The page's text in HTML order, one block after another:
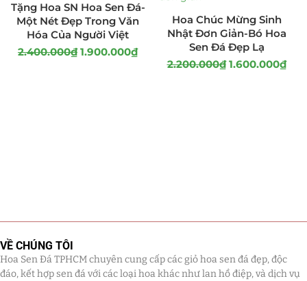
Tặng Hoa SN Hoa Sen Đá-
Một Nét Đẹp Trong Văn
Hóa Của Người Việt
2.400.000₫ 1.900.000₫
Hoa Chúc Mừng Sinh
Nhật Đơn Giản-Bó Hoa
Sen Đá Đẹp Lạ
2.200.000₫ 1.600.000₫
VỀ CHÚNG TÔI
Hoa Sen Đá TPHCM chuyên cung cấp các giỏ hoa sen đá đẹp, độc
đáo, kết hợp sen đá với các loại hoa khác như lan hồ điệp, và dịch vụ